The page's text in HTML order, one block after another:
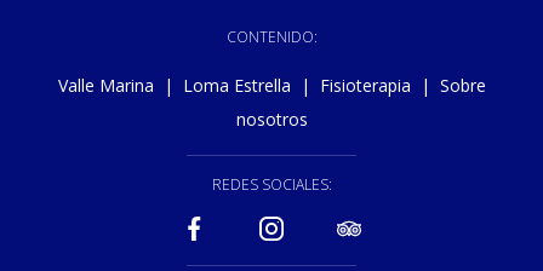
CONTENIDO:
Valle Marina | Loma Estrella | Fisioterapia | Sobre
nosotros
REDES SOCIALES: